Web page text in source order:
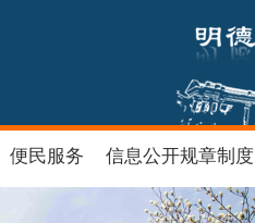
便民服务 信息公开规章制度